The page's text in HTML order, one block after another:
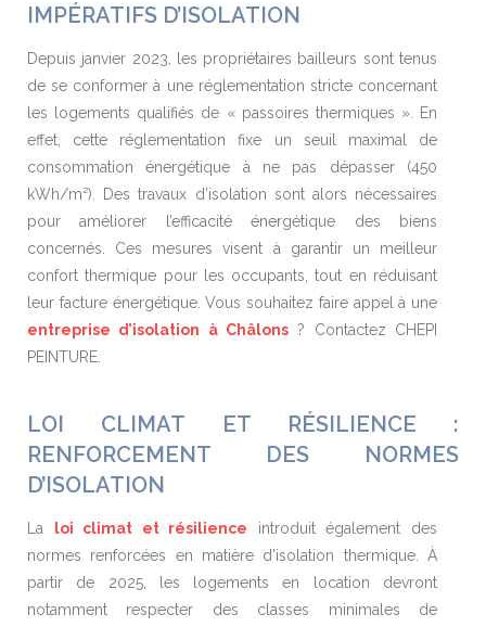
IMPÉRATIFS D’ISOLATION
Depuis janvier 2023, les propriétaires bailleurs sont tenus
de se conformer à une réglementation stricte concernant
les logements qualifiés de « passoires thermiques ». En
effet, cette réglementation fixe un seuil maximal de
consommation énergétique à ne pas dépasser (450
kWh/m²). Des travaux d’isolation sont alors nécessaires
pour améliorer l’efficacité énergétique des biens
concernés. Ces mesures visent à garantir un meilleur
confort thermique pour les occupants, tout en réduisant
leur facture énergétique. Vous souhaitez faire appel à une
entreprise d’isolation à Châlons ? Contactez CHEPI
PEINTURE.
LOI CLIMAT ET RÉSILIENCE :
RENFORCEMENT DES NORMES
D’ISOLATION
La loi climat et résilience introduit également des
normes renforcées en matière d’isolation thermique. À
partir de 2025, les logements en location devront
notamment respecter des classes minimales de